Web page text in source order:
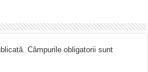
Câmpurile obligatorii sunt